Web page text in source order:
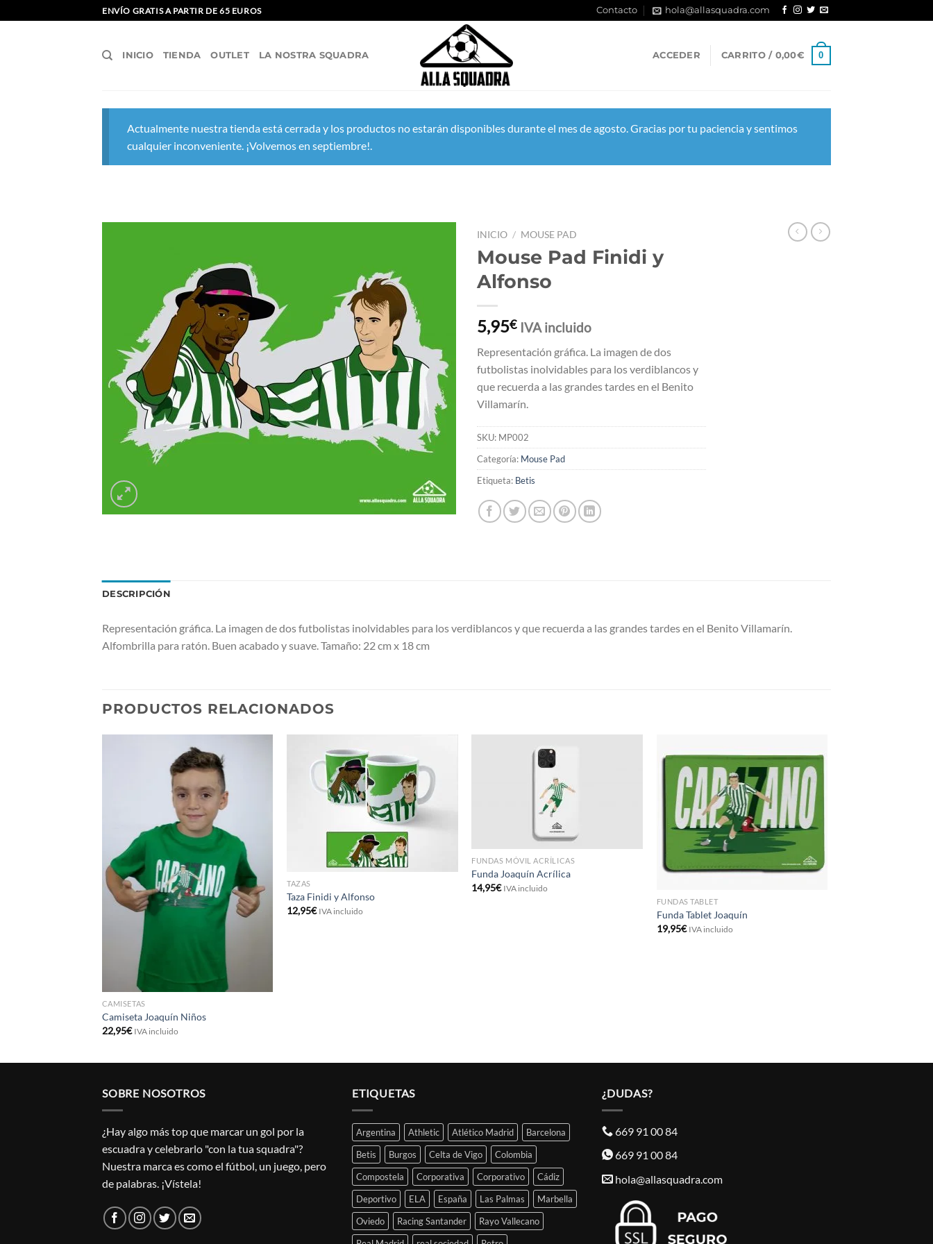
al
ENVÍO GRATIS A PARTIR DE 65 EUROS Contacto hola@allasquadra.com
INICIO TIENDA OUTLET LA NOSTRA SQUADRA ACCEDER CARRITO / 0,00€ 0
Actualmente nuestra tienda está cerrada y los productos no estarán disponibles durante el mes de agosto. Gracias por tu paciencia y sentimos
cualquier inconveniente. ¡Volvemos en septiembre!.
INICIO / MOUSE PAD
Mouse Pad Finidi y
Alfonso
5,95€ IVA incluido
Representación gráfica. La imagen de dos
futbolistas inolvidables para los verdiblancos y
que recuerda a las grandes tardes en el Benito
Villamarín.
SKU: MP002
Categoría: Mouse Pad
Etiqueta: Betis
DESCRIPCIÓN
Representación gráfica. La imagen de dos futbolistas inolvidables para los verdiblancos y que recuerda a las grandes tardes en el Benito Villamarín.
Alfombrilla para ratón. Buen acabado y suave. Tamaño: 22 cm x 18 cm
PRODUCTOS RELACIONADOS
CAMISETAS
Camiseta Joaquín Niños
22,95€ IVA incluido
TAZAS
Taza Finidi y Alfonso
12,95€ IVA incluido
FUNDAS MÓVIL ACRÍLICAS
Funda Joaquín Acrílica
14,95€ IVA incluido
FUNDAS TABLET
Funda Tablet Joaquín
19,95€ IVA incluido
SOBRE NOSOTROS
¿Hay algo más top que marcar un gol por la
escuadra y celebrarlo "con la tua squadra"?
Nuestra marca es como el fútbol, un juego, pero
de palabras. ¡Vístela!
ETIQUETAS
Argentina Athletic Atlético Madrid
Barcelona
Betis
Burgos Celta de Vigo
Colombia
Compostela
Corporativa Corporativo
Cádiz
Deportivo
ELA España Las Palmas
Marbella
Oviedo
Racing Santander
Rayo Vallecano
¿DUDAS?
669 91 00 84
669 91 00 84
hola@allasquadra.com